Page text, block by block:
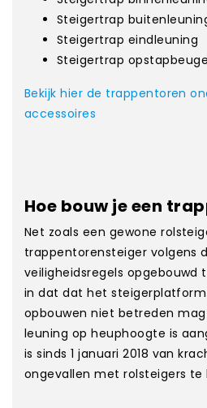
Steigertrap
Steigertrap eindleuning
Steigertrap
Bekijk hier de trappentoren
accessoires
Hoe bouw je een
Net zoals een gewone
trappentorensteiger volgens
veiligheidsregels opgebouwd
in dat dat het
opbouwen niet betreden
leuning op heuphoogte is
is sinds 1 januari 2018 van
ongevallen met rolsteigers te